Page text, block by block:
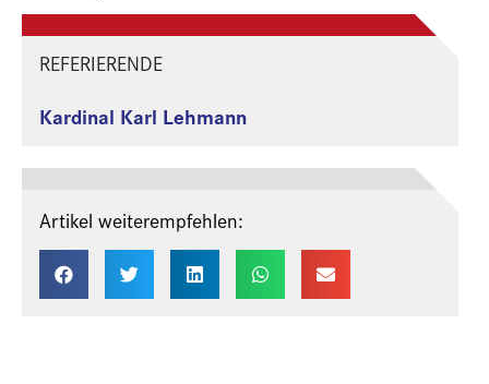
REFERIERENDE
Kardinal Karl Lehmann
Artikel weiterempfehlen: